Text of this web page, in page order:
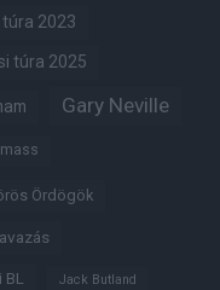
túra 2023
túra 2025
Gary Neville
Ördögök
BL Jack Butland